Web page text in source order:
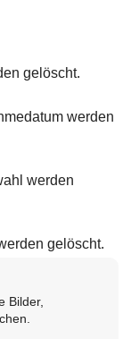
gelöscht.
werden
werden
gelöscht.
Bilder,